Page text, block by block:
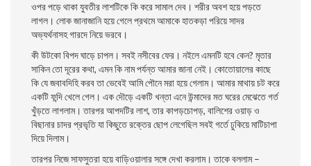
ওপর পড়ে থাকা যুবতীর লাশটিকে কি করে সামাল দেব। শরীর অবশ হয়ে পড়তে
লাগল। লােক জানাজানি হয়ে গেলে প্রথমে আমাকে হাতকড়া পরিয়ে সাদর
অভ্যর্থনাসহ গারদে নিয়ে ভরবে।
কী উটকো বিপদ ঘাড়ে চাপল। সবই নসীবের ফের। নইলে এমনটি হবে কেন? মৃতার
সাকিন তাে দূরের কথা, এমন কি নাম পর্যন্ত আমার জানা নেই। কোতােয়ালের কাছে
কি যে জবাবদিহি করব তা ভেবেই আমি পৌনে মরা হয়ে গেলাম। আমার মাথায় চট করে
একটি ফন্দি খেলে গেল। এক দৌড়ে একটি খন্তা এনে উন্মাদের মত ঘরের মেঝেতে গর্ত
খুঁড়তে লাগলাম। তারপর আপদটির লাশ, তার কাপড়চোপড়, বালিশের ওয়াড় ও
বিছানার চাদর প্রভৃতি যা কিছুতে রক্তের ছােপ লেগেছিল সবই গর্তে ঢুকিয়ে মাটিচাপা
দিয়ে দিলাম।
তারপর নিজে সাফসুতরা হয়ে বাড়িওয়ালার সঙ্গে দেখা করলাম। তাকে বললাম –